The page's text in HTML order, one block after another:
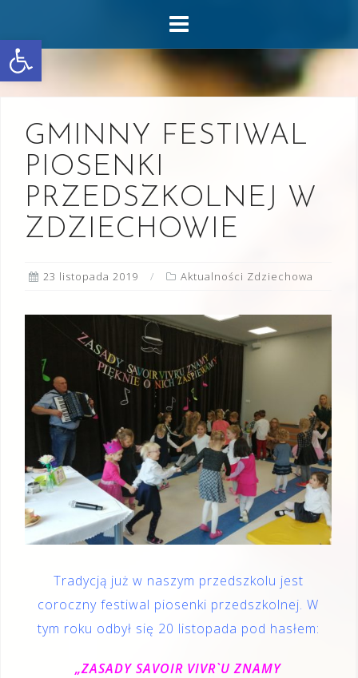
Otwórz pasek narzędzi
content
GMINNY FESTIWAL
PIOSENKI
PRZEDSZKOLNEJ W
ZDZIECHOWIE
23 listopada 2019 Aktualności Zdziechowa
Tradycją już w naszym przedszkolu jest
coroczny festiwal piosenki przedszkolnej. W
tym roku odbył się 20 listopada pod hasłem:
„ZASADY SAVOIR VIVR`U ZNAMY